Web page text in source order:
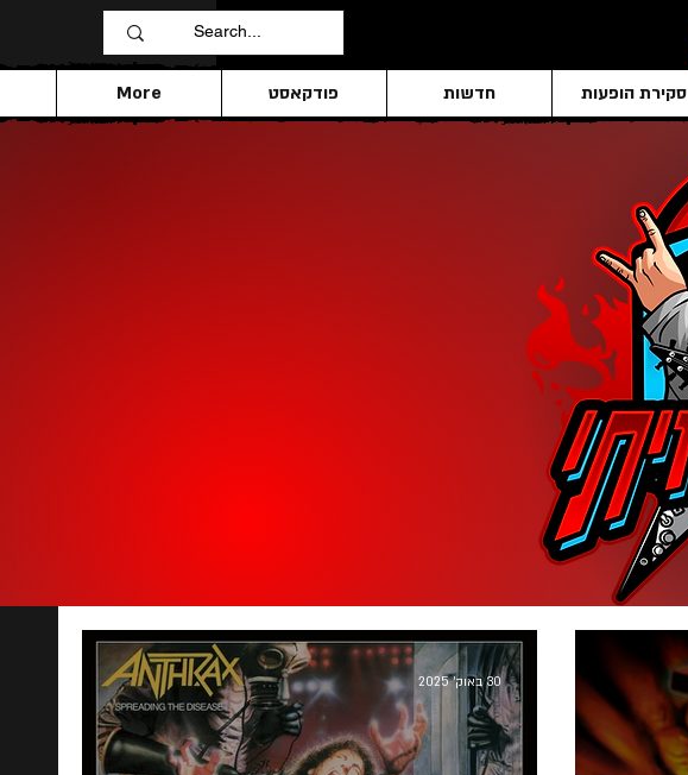
סקירת הופעות חדשות פודקאסט More
30 באוק׳ 2025